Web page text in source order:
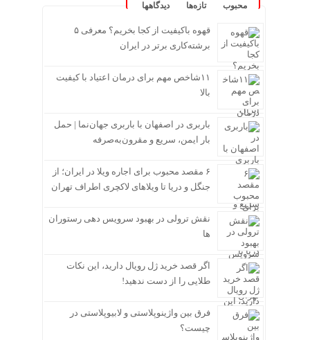
محبوب تازه‌ها دیدگاهها
قهوه باکیفیت از کجا بخریم؟ معرفی ۵
برشته‌کاری برتر در ایران
۱۱شاخص مهم برای درمان اعتیاد با کیفیت
بالا
باربری در اصفهان با باربری جهان‌نما | حمل
بار ایمن، سریع و مقرون‌به‌صرفه
۶ مقصد محبوب برای اجاره ویلا در ایران؛ از
جنگل و دریا تا ویلاهای لاکچری اطراف تهران
نقش ترولی در بهبود سرویس دهی رستوران
ها
اگر قصد خرید ژل رویال دارید، این نکات
طلایی را از دست ندهید!
فرق بین واژینوپلاستی و لابیوپلاستی در
چیست؟